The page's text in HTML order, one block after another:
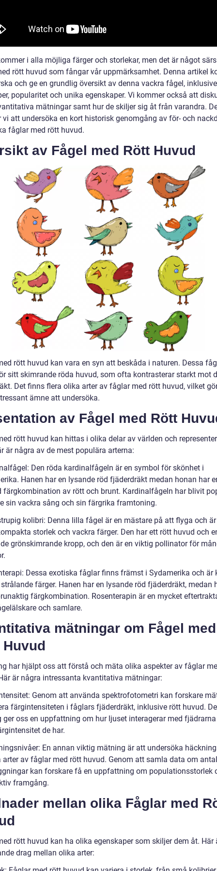
i alla möjliga färger och storlekar, men det är något
rött huvud som fångar vår uppmärksamhet. Denna artikel
och ge en grundlig översikt av denna vackra fågel,
popularitet och unika egenskaper. Vi kommer också att
mätningar samt hur de skiljer sig åt från varandra.
vi att undersöka en kort historisk genomgång av för- och
fåglar med rött huvud.
av Fågel med Rött Huvud
rött huvud kan vara en syn att beskåda i naturen. Dessa
sitt skimrande röda huvud, som ofta kontrasterar starkt mot
Det finns flera olika arter av fåglar med rött huvud, vilket
ämne att undersöka.
av Fågel med Rött
rött huvud kan hittas i olika delar av världen och
är några av de mest populära arterna:
Den röda kardinalfågeln är en symbol för skönhet i
Hanen har en lysande röd fjäderdräkt medan honan har
färgkombination av rött och brunt. Kardinalfågeln har blivit
sin vackra sång och sin färgrika framtoning.
kolibri: Denna lilla fågel är en mästare på att flyga och
storlek och vackra färger. Den har ett rött huvud och
grönskimrande kropp, och den är en viktig pollinator för
Dessa exotiska fåglar finns främst i Sydamerika och är
färger. Hanen har en lysande röd fjäderdräkt, medan
färgkombination. Rosenterapin är en mycket
och samlare.
mätningar om Fågel med
Huvud
har hjälpt oss att förstå och mäta olika aspekter av fåglar
är några intressanta kvantitativa mätningar:
Genom att använda spektrofotometri kan forskare
färgintensiteten i fåglars fjäderdräkt, inklusive rött huvud.
ger oss en uppfattning om hur ljuset interagerar med
de har.
En annan viktig mätning är att undersöka
arter av fåglar med rött huvud. Genom att samla data om
kan forskare få en uppfattning om populationsstorlek
framgång.
mellan olika Fåglar med
rött huvud kan ha olika egenskaper som skiljer dem åt. Här
drag mellan olika arter: